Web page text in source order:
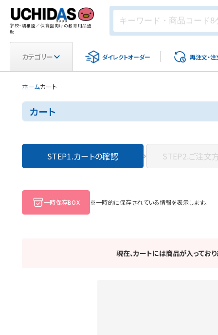
学校・幼稚園／保育園向けの教育用品通
販
カテゴリー ダイレクトオーダー 再注文・注
ホームカート
カート
STEP1.カートの確認 STEP2.ご注文
一時保存BOX ※一時的に保存されている情報を表示します。
現在、カートには商品が入ってお